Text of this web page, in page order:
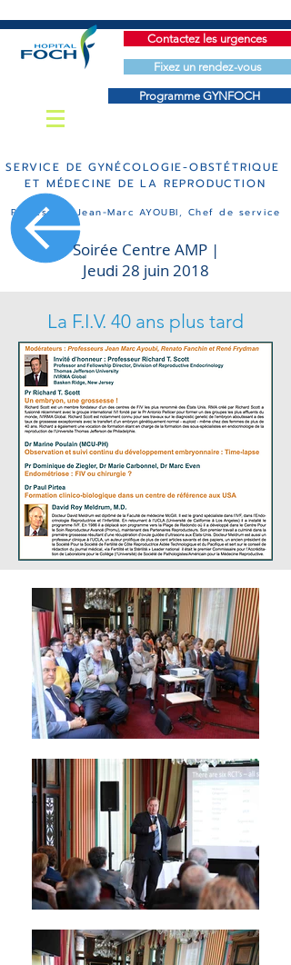
Contactez les urgences
Fixez un rendez-vous
Programme GYNFOCH
SERVICE DEGYNÉCOLOGIE-OBSTÉTRIQUE
ET MÉDECINE DE LA REPRODUCTION
Professeur Jean-Marc AYOUBI, Chef de service
Soirée Centre AMP |
Jeudi 28 juin 2018
La F.I.V. 40 ans plus tard